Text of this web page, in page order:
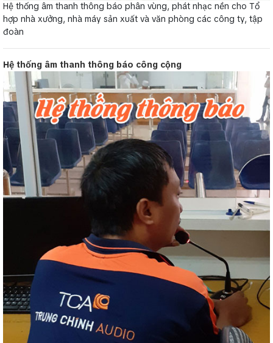
Hệ thống âm thanh thông báo phân vùng, phát nhạc nền cho Tổ
hợp nhà xưởng, nhà máy sản xuất và văn phòng các công ty, tập
đoàn
Hệ thống âm thanh thông báo công cộng